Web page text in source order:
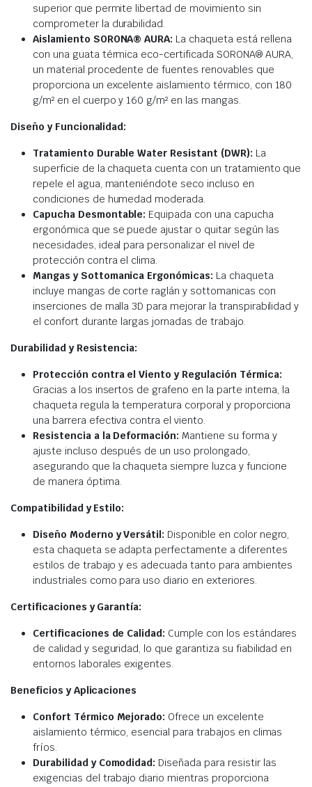
superior que permite libertad de movimiento sin
comprometer la durabilidad.
Aislamiento SORONA® AURA: La chaqueta está rellena
con una guata térmica eco-certificada SORONA® AURA,
un material procedente de fuentes renovables que
proporciona un excelente aislamiento térmico, con 180
g/m² en el cuerpo y 160 g/m² en las mangas.
Diseño y Funcionalidad:
Tratamiento Durable Water Resistant (DWR): La
superficie de la chaqueta cuenta con un tratamiento que
repele el agua, manteniéndote seco incluso en
condiciones de humedad moderada.
Capucha Desmontable: Equipada con una capucha
ergonómica que se puede ajustar o quitar según las
necesidades, ideal para personalizar el nivel de
protección contra el clima.
Mangas y Sottomanica Ergonómicas: La chaqueta
incluye mangas de corte raglán y sottomanicas con
inserciones de malla 3D para mejorar la transpirabilidad y
el confort durante largas jornadas de trabajo.
Durabilidad y Resistencia:
Protección contra el Viento y Regulación Térmica:
Gracias a los insertos de grafeno en la parte interna, la
chaqueta regula la temperatura corporal y proporciona
una barrera efectiva contra el viento.
Resistencia a la Deformación: Mantiene su forma y
ajuste incluso después de un uso prolongado,
asegurando que la chaqueta siempre luzca y funcione
de manera óptima.
Compatibilidad y Estilo:
Diseño Moderno y Versátil: Disponible en color negro,
esta chaqueta se adapta perfectamente a diferentes
estilos de trabajo y es adecuada tanto para ambientes
industriales como para uso diario en exteriores.
Certificaciones y Garantía:
Certificaciones de Calidad: Cumple con los estándares
de calidad y seguridad, lo que garantiza su fiabilidad en
entornos laborales exigentes.
Beneficios y Aplicaciones
Confort Térmico Mejorado: Ofrece un excelente
aislamiento térmico, esencial para trabajos en climas
fríos.
Durabilidad y Comodidad: Diseñada para resistir las
exigencias del trabajo diario mientras proporciona